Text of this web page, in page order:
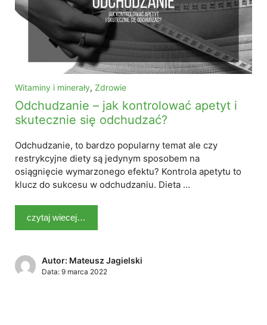
Witaminy i minerały, Zdrowie
Odchudzanie – jak kontrolować apetyt i
skutecznie się odchudzać?
Odchudzanie, to bardzo popularny temat ale czy
restrykcyjne diety są jedynym sposobem na
osiągnięcie wymarzonego efektu? Kontrola apetytu to
klucz do sukcesu w odchudzaniu. Dieta …
czytaj wiecej…
Autor: Mateusz Jagielski
Data: 9 marca 2022